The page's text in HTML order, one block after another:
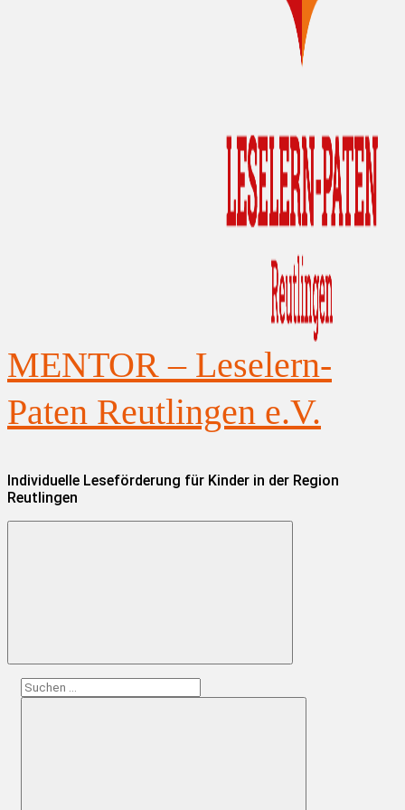
MENTOR – Leselern-
Paten Reutlingen e.V.
Individuelle Leseförderung für Kinder in der Region
Reutlingen
Suchen
nach: